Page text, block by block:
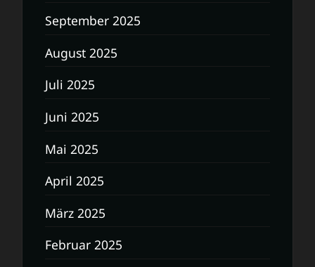
September 2025
August 2025
Juli 2025
Juni 2025
Mai 2025
April 2025
März 2025
Februar 2025